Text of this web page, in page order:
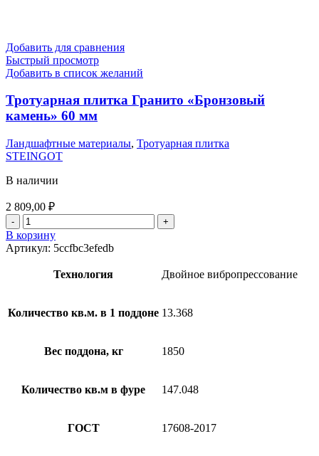
Добавить для сравнения
Быстрый просмотр
Добавить в список желаний
Тротуарная плитка Гранито «Бронзовый
камень» 60 мм
Ландшафтные материалы, Тротуарная плитка
STEINGOT
В наличии
2 809,00 ₽
В корзину
Артикул: 5ccfbc3efedb
Технология Двойное вибропрессование
Количество кв.м. в 1 поддоне 13.368
Вес поддона, кг 1850
Количество кв.м в фуре 147.048
ГОСТ 17608-2017